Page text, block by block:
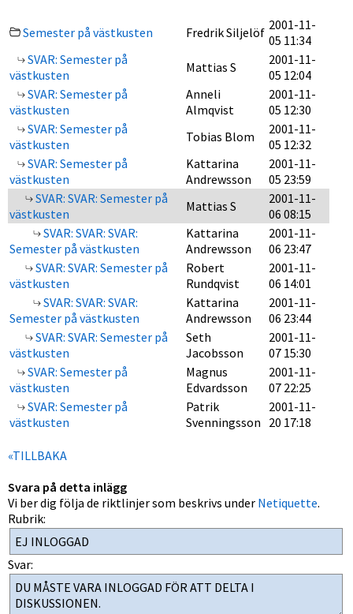
Semester på västkusten Fredrik Siljelöf 2001-11-
05 11:34
SVAR: Semester på
västkusten
Mattias S
2001-11-
05 12:04
SVAR: Semester på
västkusten
Anneli
Almqvist
2001-11-
05 12:30
SVAR: Semester på
västkusten
Tobias Blom
2001-11-
05 12:32
SVAR: Semester på
västkusten
Kattarina
Andrewsson
2001-11-
05 23:59
SVAR: SVAR: Semester på
västkusten
Mattias S
2001-11-
06 08:15
SVAR: SVAR: SVAR:
Semester på västkusten
Kattarina
Andrewsson
2001-11-
06 23:47
SVAR: SVAR: Semester på
västkusten
Robert
Rundqvist
2001-11-
06 14:01
SVAR: SVAR: SVAR:
Semester på västkusten
Kattarina
Andrewsson
2001-11-
06 23:44
SVAR: SVAR: Semester på
västkusten
Seth
Jacobsson
2001-11-
07 15:30
SVAR: Semester på
västkusten
Magnus
Edvardsson
2001-11-
07 22:25
SVAR: Semester på
västkusten
Patrik
Svenningsson
2001-11-
20 17:18
«TILLBAKA
Svara på detta inlägg
Vi ber dig följa de riktlinjer som beskrivs under Netiquette.
Rubrik:
Svar: